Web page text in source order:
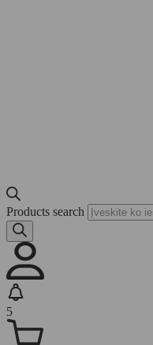
Products search
5